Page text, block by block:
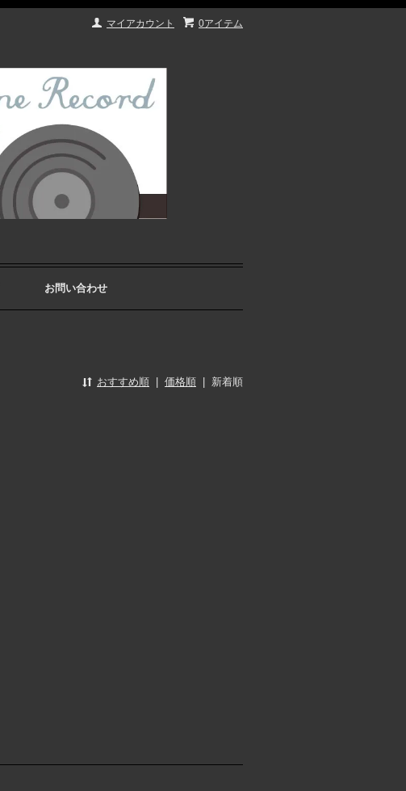
0アイテム
マイアカウント
お問い合わせ
おすすめ順 価格順 新着順